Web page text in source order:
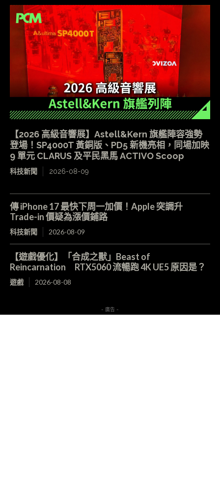
【2026 高級音響展】Astell&Kern 旗艦陣容強勢
登場！SP4000T 黃銅版、PD5 新機亮相，同場加映
9 單元 CLARUS 及平民黑馬 ACTIVO Scoop
科技新聞 2026-08-09
傳 iPhone 17 最快下周一加價！Apple 突調升
Trade-in 價疑為漲價鋪路
科技新聞 2026-08-09
【遊戲優化】「合成之獸」Beast of
Reincarnation RTX5060 流暢跑 4K UE5 原因是？
遊戲 2026-08-08
- 廣告 -